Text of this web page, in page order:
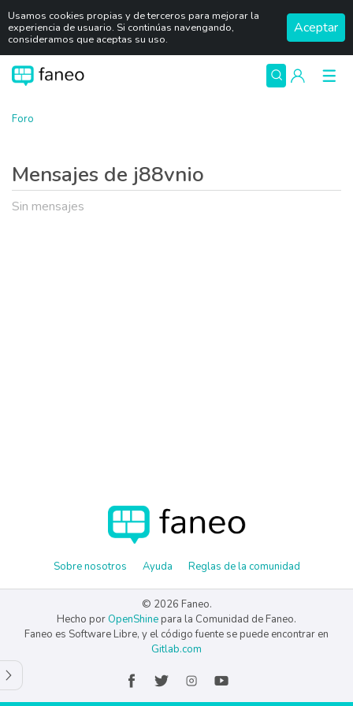
Usamos cookies propias y de terceros para mejorar la
experiencia de usuario. Si continúas navengando,
consideramos que aceptas su uso.
Aceptar
Foro
Mensajes de j88vnio
Sin mensajes
Sobre nosotros Ayuda Reglas de la comunidad
© 2026 Faneo.
Hecho por OpenShine para la Comunidad de Faneo.
Faneo es Software Libre, y el código fuente se puede encontrar en
Gitlab.com